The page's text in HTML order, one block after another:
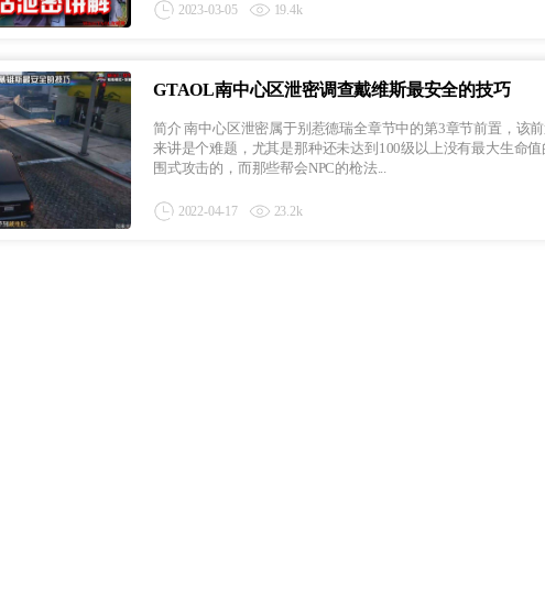
2023-03-05 19.4k
GTAOL南中心区泄密调查戴维斯最安全的技巧
简介 南中心区泄密属于别惹德瑞全章节中的第3章节前置，该前置任务的一部分“调查戴维斯”任务一直对于很多小白
来讲是个难题，尤其是那种还未达到100级以上没有最大生命
围式攻击的，而那些帮会NPC的枪法...
2022-04-17 23.2k